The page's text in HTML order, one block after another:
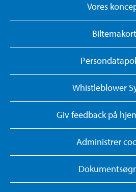
Vores
Biltemakort
Whistleblower
Giv feedback på
Administrer